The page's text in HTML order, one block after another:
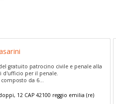
gratuito patrocino civile e penale alla
d'ufficio per il penale.
da 6...
12CAP 42100 reggio emilia (re)